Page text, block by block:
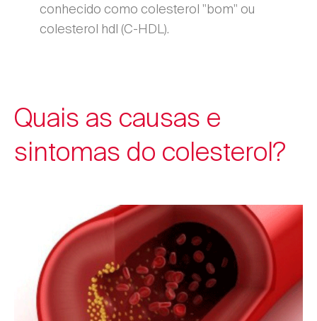
conhecido como colesterol "bom" ou
colesterol hdl (C-HDL).
Quais as causas e
sintomas do colesterol?